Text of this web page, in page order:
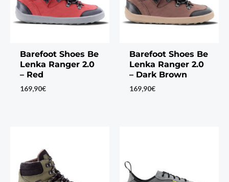
Barefoot Shoes Be
Lenka Ranger 2.0
– Red
169,90€
Barefoot Shoes Be
Lenka Ranger 2.0
– Dark Brown
169,90€